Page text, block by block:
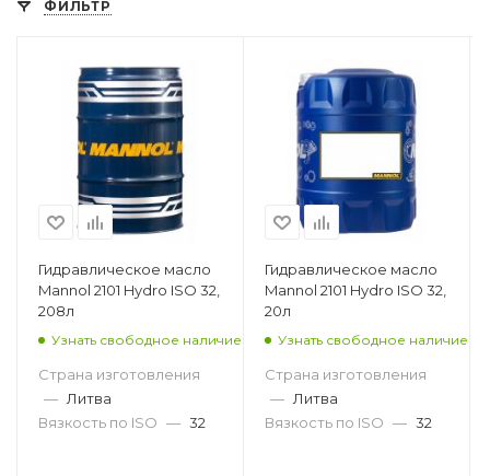
ФИЛЬТР
Гидравлическое масло
Mannol 2101 Hydro ISO 32,
208л
Узнать свободное наличие
Страна изготовления
— Литва
Вязкость по ISO — 32
Гидравлическое масло
Mannol 2101 Hydro ISO 32,
20л
Узнать свободное наличие
Страна изготовления
— Литва
Вязкость по ISO — 32